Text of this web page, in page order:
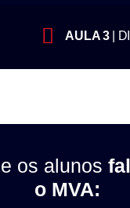
AULA 3|
os alunos
o MVA: